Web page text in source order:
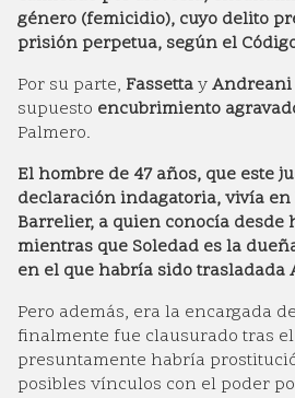
género (femicidio), cuyo delito
prisión perpetua, según el
Por su parte, FassettayAndreani
supuesto encubrimiento
Palmero.
El hombre de 47 años, que este
declaración indagatoria, vivía en
Barrelier, a quien conocía desde
mientras que Soledad es la
en el que habría sido trasladada
Pero además, era la encargada
finalmente fue clausurado tras
presuntamente habría
posibles vínculos con el poder